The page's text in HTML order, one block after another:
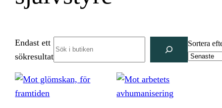
Endast ett
sökresultat
Sortera